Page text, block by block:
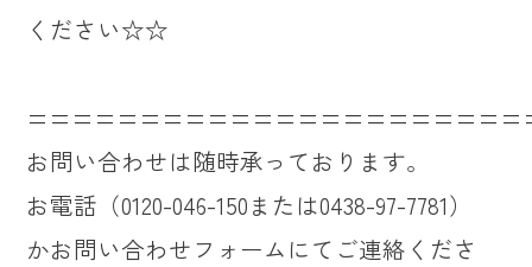
ください☆☆
お問い合わせは随時承っております。
お電話（0120-046-150または0438-97-7781）
かお問い合わせフォームにてご連絡くださ